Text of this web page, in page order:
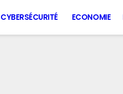
CYBERSÉCURITÉ ECONOMIE